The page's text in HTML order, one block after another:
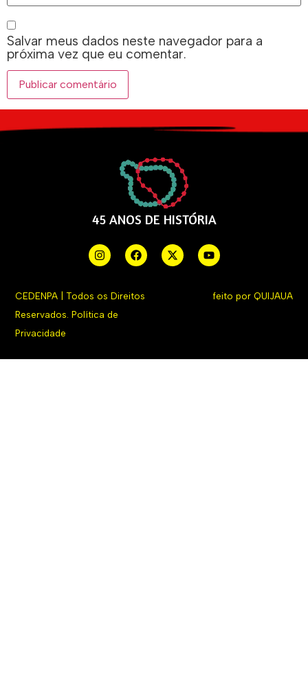
Salvar meus dados neste navegador para a
próxima vez que eu comentar.
45 ANOS DE HISTÓRIA
CEDENPA | Todos os Direitos
Reservados.Política de
Privacidade
feito por QUIJAUA